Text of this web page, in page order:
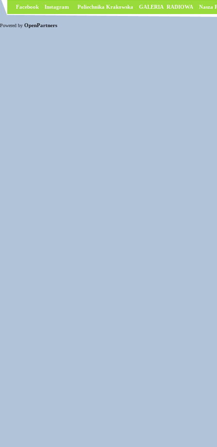
Facebook Instagram Poliechnika Krakowska GALERIA RADIOWA Nasza
Powered by OpenPartners